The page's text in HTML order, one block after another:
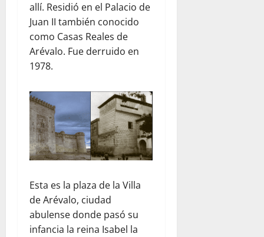
allí. Residió en el Palacio de
Juan II también conocido
como Casas Reales de
Arévalo. Fue derruido en
1978.
Esta es la plaza de la Villa
de Arévalo, ciudad
abulense donde pasó su
infancia la reina Isabel la